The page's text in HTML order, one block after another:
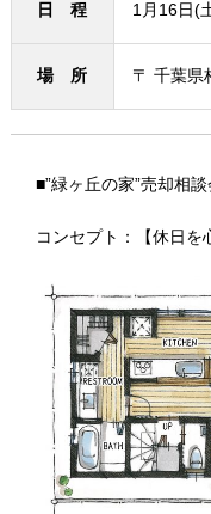
日 程 1月16日(
場 所 〒 千葉県
■”緑ヶ丘の家”売却相
コンセプト：【休日を